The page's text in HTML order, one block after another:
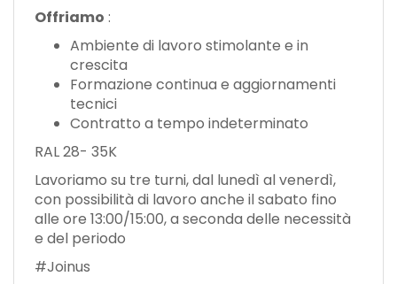
Offriamo :
Ambiente di lavoro stimolante e in
crescita
Formazione continua e aggiornamenti
tecnici
Contratto a tempo indeterminato
RAL 28- 35K
Lavoriamo su tre turni, dal lunedì al venerdì,
con possibilità di lavoro anche il sabato fino
alle ore 13:00/15:00, a seconda delle necessità
e del periodo
#Joinus